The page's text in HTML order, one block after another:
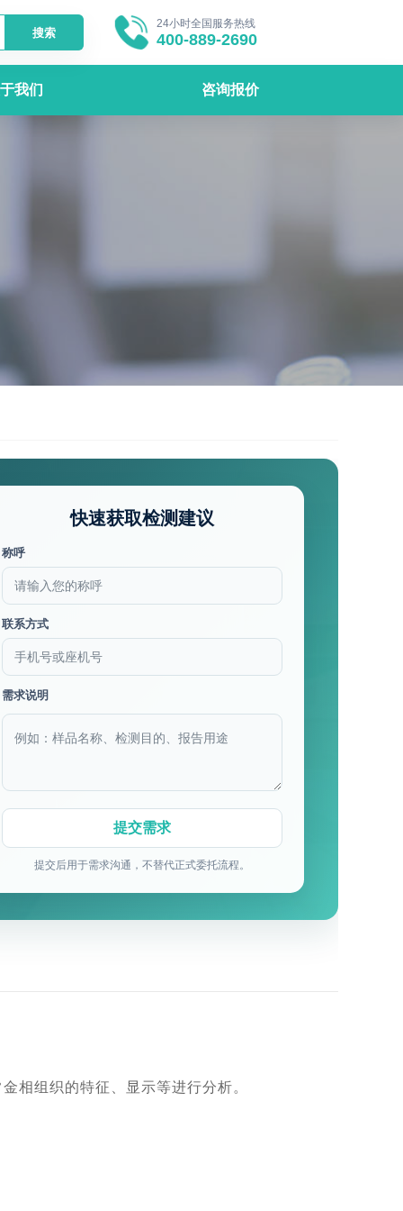
搜索
24小时全国服务热线
400-889-2690
我们 咨询报价
快速获取检测建议
称呼
联系方式
需求说明
提交后用于需求沟通，不替代正式委托流程。
相组织的特征、显示等进行分析。